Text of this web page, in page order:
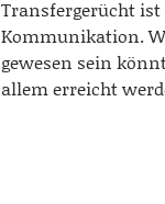
Transfergerücht
Kommunikation.
gewesen sein
allem erreicht